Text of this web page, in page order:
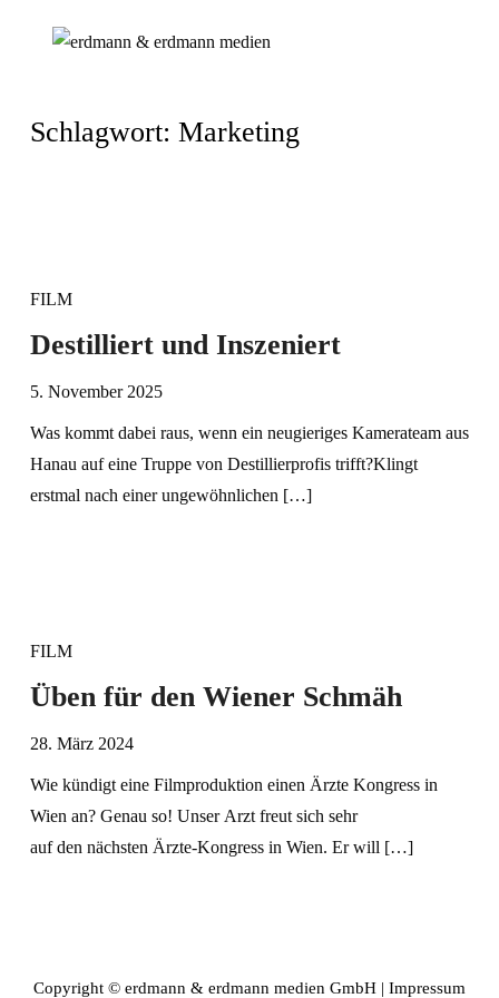
Schlagwort: Marketing
FILM
Destilliert und Inszeniert
5. November 2025
Was kommt dabei raus, wenn ein neugieriges Kamerateam aus
Hanau auf eine Truppe von Destillierprofis trifft?Klingt
erstmal nach einer ungewöhnlichen […]
FILM
Üben für den Wiener Schmäh
28. März 2024
Wie kündigt eine Filmproduktion einen Ärzte Kongress in
Wien an? Genau so! Unser Arzt freut sich sehr
auf den nächsten Ärzte-Kongress in Wien. Er will […]
Copyright © erdmann & erdmann medien GmbH | Impressum